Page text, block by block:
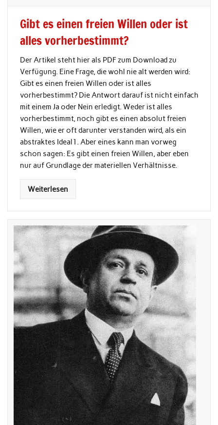
Gibt es einen freien Willen oder ist
alles vorherbestimmt?
Der Artikel steht hier als PDF zum Download zu
Verfügung. Eine Frage, die wohl nie alt werden wird:
Gibt es einen freien Willen oder ist alles
vorherbestimmt? Die Antwort darauf ist nicht einfach
mit einem Ja oder Nein erledigt. Weder ist alles
vorherbestimmt, noch gibt es einen absolut freien
Willen, wie er oft darunter verstanden wird, als ein
abstraktes Ideal1. Aber eines kann man vorweg
schon sagen: Es gibt einen freien Willen, aber eben
nur auf Grundlage der materiellen Verhältnisse.
Weiterlesen